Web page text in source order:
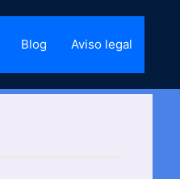
Blog Aviso legal